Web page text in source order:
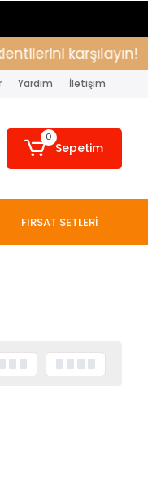
karşılayın!
Yardım İletişim
0
Sepetim
FIRSAT SETLERİ